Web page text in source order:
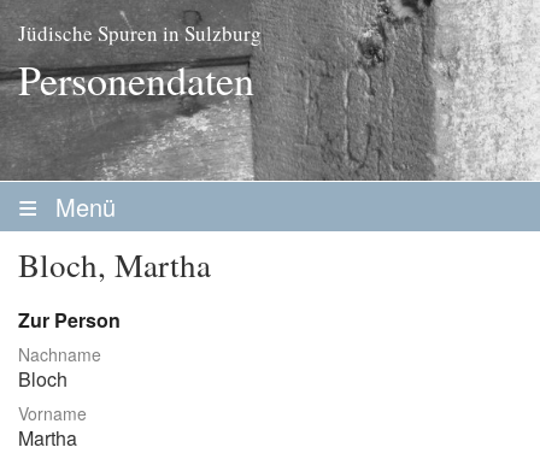
Jüdische Spuren in Sulzburg
Personendaten
Menü
Startseite
Personen
Personenliste
Familien
Bloch, Martha
Zur Person
Nachname
Bloch
Vorname
Martha